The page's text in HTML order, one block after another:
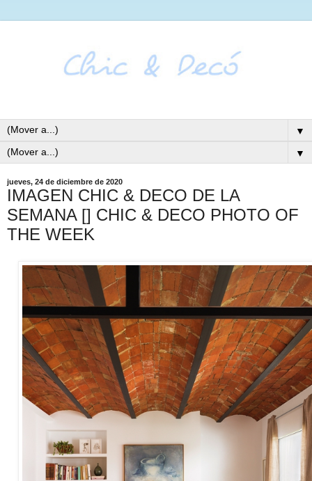
▼
▼
jueves, 24 de diciembre de 2020
IMAGEN CHIC & DECO DE LA
SEMANA [] CHIC & DECO PHOTO OF
THE WEEK